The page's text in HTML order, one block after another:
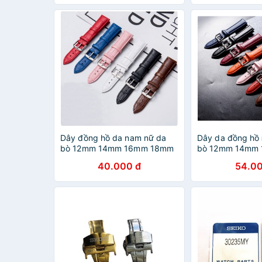
Dây đồng hồ da nam nữ da
bò 12mm 14mm 16mm 18mm
24mm cho casio seiko orient
dw samsung seiko ls05
40.000 đ
Dây da đồng hồ
bò 12mm 14mm
24mm cho
dw samsung